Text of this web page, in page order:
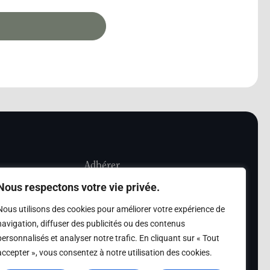
respectons votre vie privée.
utilisons des cookies pour améliorer votre expérience de
diffuser des publicités ou des contenus
et analyser notre trafic. En cliquant sur « Tout
», vous consentez à notre utilisation des cookies.
Les Amis de
de la
archives des Amis
Adhérer
Adhésion